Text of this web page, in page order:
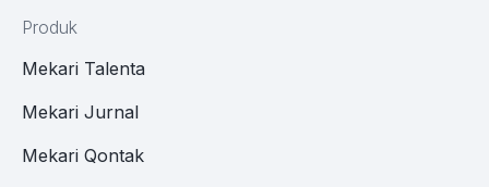
Produk
Mekari Talenta
Mekari Jurnal
Mekari Qontak